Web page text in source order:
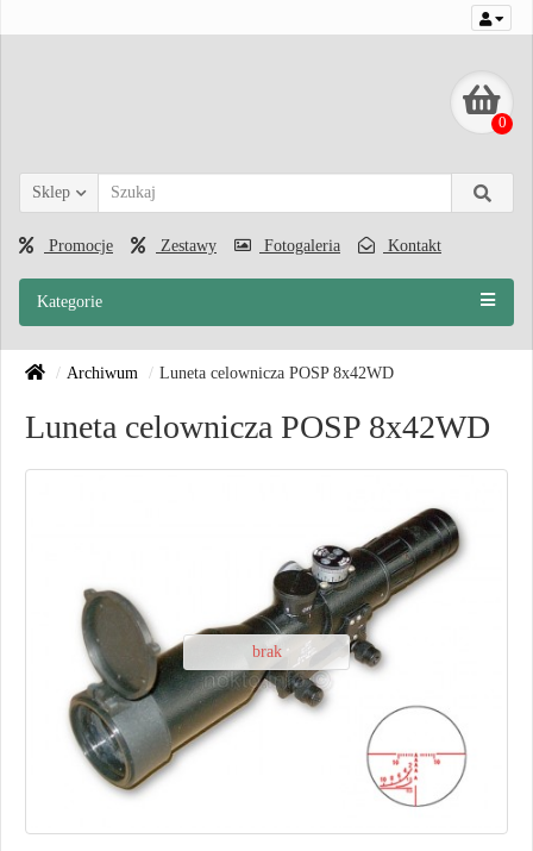
0
Sklep
Promocje Zestawy Fotogaleria Kontakt
Kategorie
Archiwum Luneta celownicza POSP 8x42WD
Luneta celownicza POSP 8x42WD
brak